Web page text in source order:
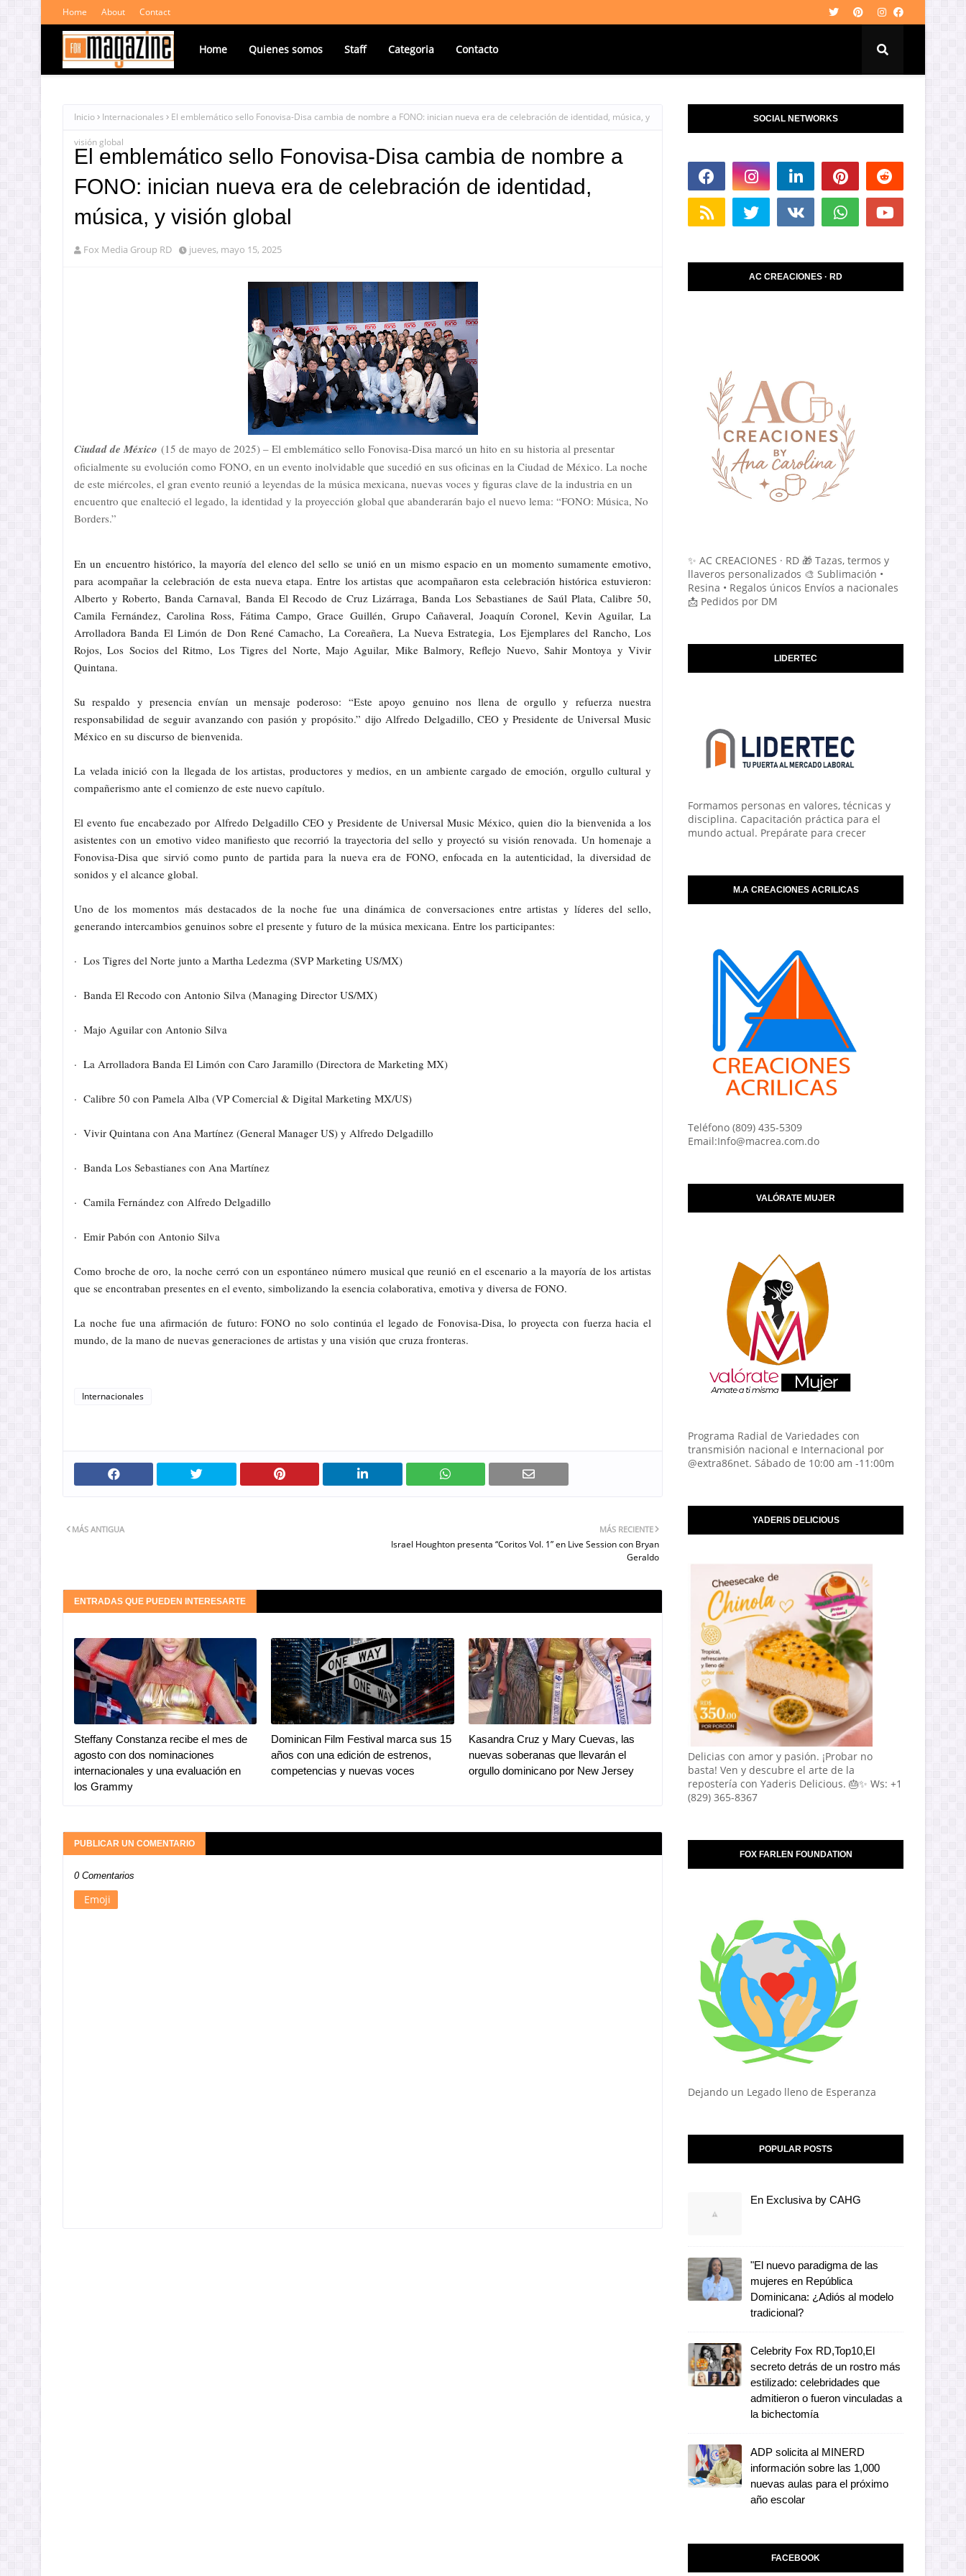
Home About Contact
Home Quienes somos Staff Categoria Contacto
Inicio Internacionales El emblemático sello Fonovisa-Disa cambia de nombre a FONO: inician nueva era de celebración de identidad, música, y
visión global
El emblemático sello Fonovisa-Disa cambia de nombre a
FONO: inician nueva era de celebración de identidad,
música, y visión global
Fox Media Group RD jueves, mayo 15, 2025
Ciudad de México (15 de mayo de 2025) – El emblemático sello Fonovisa-Disa marcó un hito en su historia al presentar
oficialmente su evolución como FONO, en un evento inolvidable que sucedió en sus oficinas en la Ciudad de México. La noche
de este miércoles, el gran evento reunió a leyendas de la música mexicana, nuevas voces y figuras clave de la industria en un
encuentro que enalteció el legado, la identidad y la proyección global que abanderarán bajo el nuevo lema: “FONO: Música, No
Borders.”
En un encuentro histórico, la mayoría del elenco del sello se unió en un mismo espacio en un momento sumamente emotivo,
para acompañar la celebración de esta nueva etapa. Entre los artistas que acompañaron esta celebración histórica estuvieron:
Alberto y Roberto, Banda Carnaval, Banda El Recodo de Cruz Lizárraga, Banda Los Sebastianes de Saúl Plata, Calibre 50,
Camila Fernández, Carolina Ross, Fátima Campo, Grace Guillén, Grupo Cañaveral, Joaquín Coronel, Kevin Aguilar, La
Arrolladora Banda El Limón de Don René Camacho, La Coreañera, La Nueva Estrategia, Los Ejemplares del Rancho, Los
Rojos, Los Socios del Ritmo, Los Tigres del Norte, Majo Aguilar, Mike Balmory, Reflejo Nuevo, Sahir Montoya y Vivir
Quintana.
Su respaldo y presencia envían un mensaje poderoso: “Este apoyo genuino nos llena de orgullo y refuerza nuestra
responsabilidad de seguir avanzando con pasión y propósito.” dijo Alfredo Delgadillo, CEO y Presidente de Universal Music
México en su discurso de bienvenida.
La velada inició con la llegada de los artistas, productores y medios, en un ambiente cargado de emoción, orgullo cultural y
compañerismo ante el comienzo de este nuevo capítulo.
El evento fue encabezado por Alfredo Delgadillo CEO y Presidente de Universal Music México, quien dio la bienvenida a los
asistentes con un emotivo video manifiesto que recorrió la trayectoria del sello y proyectó su visión renovada. Un homenaje a
Fonovisa-Disa que sirvió como punto de partida para la nueva era de FONO, enfocada en la autenticidad, la diversidad de
sonidos y el alcance global.
Uno de los momentos más destacados de la noche fue una dinámica de conversaciones entre artistas y líderes del sello,
generando intercambios genuinos sobre el presente y futuro de la música mexicana. Entre los participantes:
· Los Tigres del Norte junto a Martha Ledezma (SVP Marketing US/MX)
· Banda El Recodo con Antonio Silva (Managing Director US/MX)
· Majo Aguilar con Antonio Silva
· La Arrolladora Banda El Limón con Caro Jaramillo (Directora de Marketing MX)
· Calibre 50 con Pamela Alba (VP Comercial & Digital Marketing MX/US)
· Vivir Quintana con Ana Martínez (General Manager US) y Alfredo Delgadillo
· Banda Los Sebastianes con Ana Martínez
· Camila Fernández con Alfredo Delgadillo
· Emir Pabón con Antonio Silva
Como broche de oro, la noche cerró con un espontáneo número musical que reunió en el escenario a la mayoría de los artistas
que se encontraban presentes en el evento, simbolizando la esencia colaborativa, emotiva y diversa de FONO.
La noche fue una afirmación de futuro: FONO no solo continúa el legado de Fonovisa-Disa, lo proyecta con fuerza hacia el
mundo, de la mano de nuevas generaciones de artistas y una visión que cruza fronteras.
Internacionales
MÁS RECIENTE
Israel Houghton presenta “Coritos Vol. 1” en Live Session con Bryan
Geraldo
MÁS ANTIGUA
ENTRADAS QUE PUEDEN INTERESARTE
Steffany Constanza recibe el mes de
agosto con dos nominaciones
internacionales y una evaluación en
los Grammy
Dominican Film Festival marca sus 15
años con una edición de estrenos,
competencias y nuevas voces
Kasandra Cruz y Mary Cuevas, las
nuevas soberanas que llevarán el
orgullo dominicano por New Jersey
PUBLICAR UN COMENTARIO
0 Comentarios
Emoji
SOCIAL NETWORKS
AC CREACIONES · RD
✨ AC CREACIONES · RD 🎁 Tazas, termos y
llaveros personalizados 🎨 Sublimación •
Resina • Regalos únicos Envíos a nacionales
📩 Pedidos por DM
LIDERTEC
Formamos personas en valores, técnicas y
disciplina. Capacitación práctica para el
mundo actual. Prepárate para crecer
M.A CREACIONES ACRILICAS
Teléfono (809) 435-5309
Email:Info@macrea.com.do
VALÓRATE MUJER
Programa Radial de Variedades con
transmisión nacional e Internacional por
@extra86net. Sábado de 10:00 am -11:00m
YADERIS DELICIOUS
Delicias con amor y pasión. ¡Probar no
basta! Ven y descubre el arte de la
repostería con Yaderis Delicious. 🎂✨ Ws: +1
(829) 365-8367
FOX FARLEN FOUNDATION
Dejando un Legado lleno de Esperanza
POPULAR POSTS
En Exclusiva by CAHG
"El nuevo paradigma de las
mujeres en República
Dominicana: ¿Adiós al modelo
tradicional?
Celebrity Fox RD,Top10,El
secreto detrás de un rostro más
estilizado: celebridades que
admitieron o fueron vinculadas a
la bichectomía
ADP solicita al MINERD
información sobre las 1,000
nuevas aulas para el próximo
año escolar
FACEBOOK